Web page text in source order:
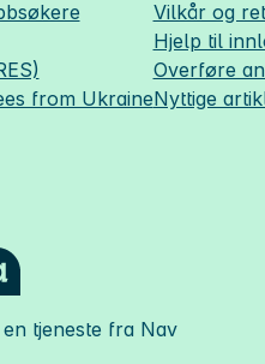
from Ukraine
Vilkår og
Hjelp til
Overføre
Nyttige
en tjeneste fra Nav